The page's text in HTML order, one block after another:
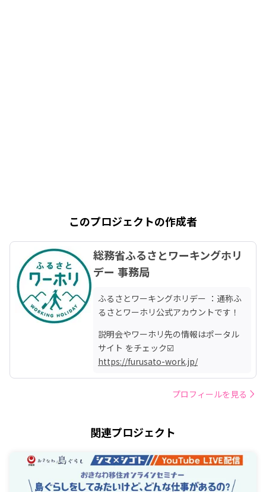
このプロジェクトの作成者
総務省ふるさとワーキングホリ
デー 事務局
ふるさとワーキングホリデー ：通称ふ
るさとワーホリ公式アカウントです！
説明会やワーホリ先の情報はポータル
https://furusato-work.jp/
プロフィールを見る
関連プロジェクト